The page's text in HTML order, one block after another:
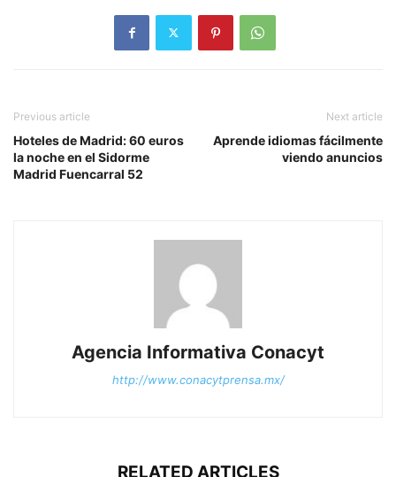
Previous article
Hoteles de Madrid: 60 euros
la noche en el Sidorme
Madrid Fuencarral 52
Next article
Aprende idiomas fácilmente
viendo anuncios
Agencia Informativa Conacyt
http://www.conacytprensa.mx/
RELATED ARTICLES